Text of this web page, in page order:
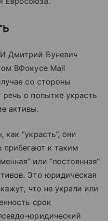
Дмитрий Буневич
ВФокусе Mail
со стороны
о попытке украсть
активы.
“украсть”, они
прибегают к таким
или “постоянная”
Это юридическая
что не украли или
срок
юридический